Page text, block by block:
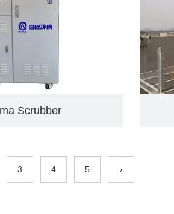
Plasma Scrubber
3 4 5 ›